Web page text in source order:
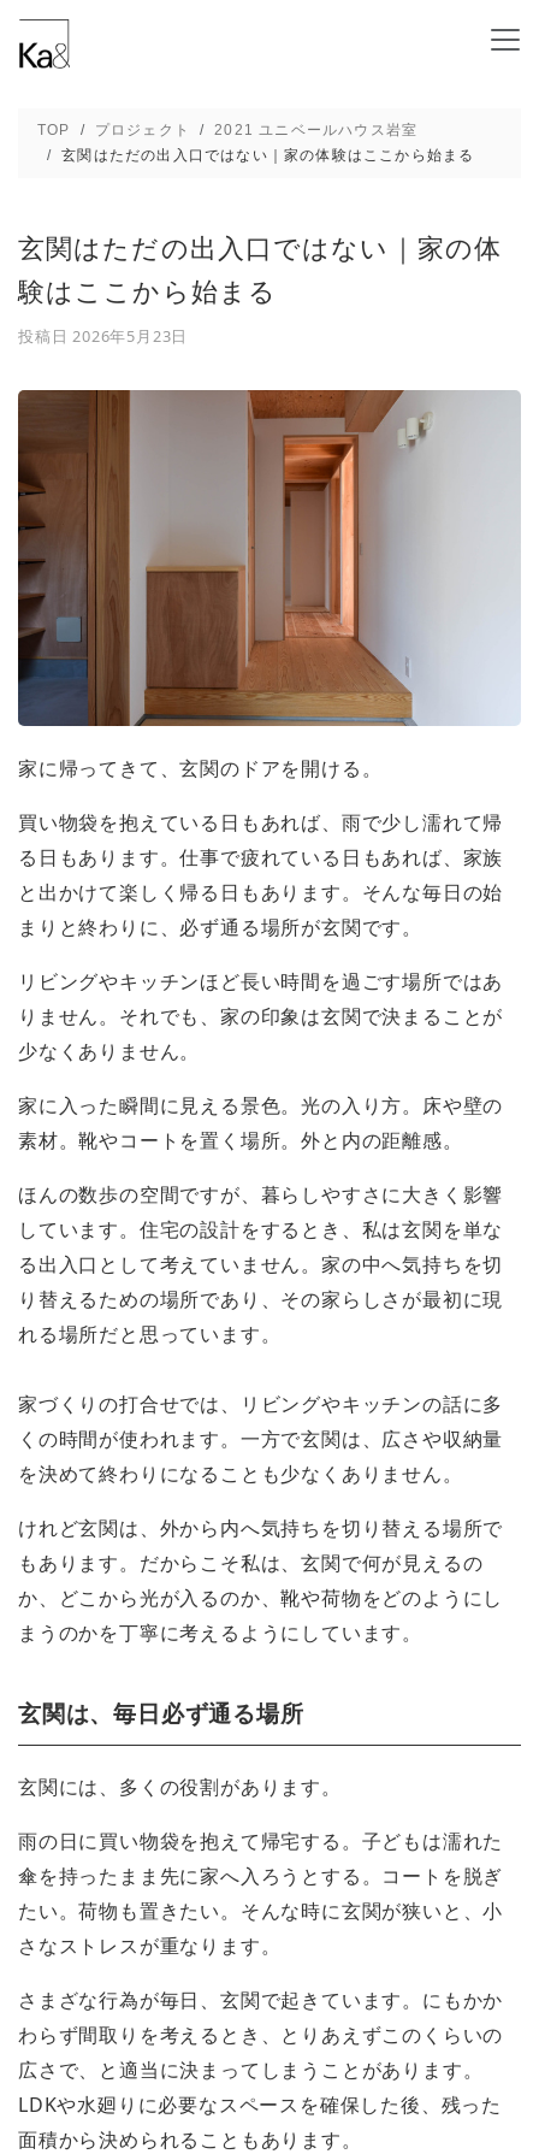
玄関はただの出入口ではない｜家の体験はこ
TOP プロジェクト
2021 ユニベールハウス岩室
玄関はただの出入口ではない｜家の体験はここから始まる
玄関はただの出入口ではない｜家の体
験はここから始まる
投稿日2026年5月23日
家に帰ってきて、玄関のドアを開ける。
買い物袋を抱えている日もあれば、雨で少し濡れて帰
る日もあります。仕事で疲れている日もあれば、家族
と出かけて楽しく帰る日もあります。そんな毎日の始
まりと終わりに、必ず通る場所が玄関です。
リビングやキッチンほど長い時間を過ごす場所ではあ
りません。それでも、家の印象は玄関で決まることが
少なくありません。
家に入った瞬間に見える景色。光の入り方。床や壁の
素材。靴やコートを置く場所。外と内の距離感。
ほんの数歩の空間ですが、暮らしやすさに大きく影響
しています。住宅の設計をするとき、私は玄関を単な
る出入口として考えていません。家の中へ気持ちを切
り替えるための場所であり、その家らしさが最初に現
れる場所だと思っています。
家づくりの打合せでは、リビングやキッチンの話に多
くの時間が使われます。一方で玄関は、広さや収納量
を決めて終わりになることも少なくありません。
けれど玄関は、外から内へ気持ちを切り替える場所で
もあります。だからこそ私は、玄関で何が見えるの
か、どこから光が入るのか、靴や荷物をどのようにし
まうのかを丁寧に考えるようにしています。
玄関は、毎日必ず通る場所
玄関には、多くの役割があります。
雨の日に買い物袋を抱えて帰宅する。子どもは濡れた
傘を持ったまま先に家へ入ろうとする。コートを脱ぎ
たい。荷物も置きたい。そんな時に玄関が狭いと、小
さなストレスが重なります。
さまざな行為が毎日、玄関で起きています。にもかか
わらず間取りを考えるとき、とりあえずこのくらいの
広さで、と適当に決まってしまうことがあります。
LDKや水廻りに必要なスペースを確保した後、残った
面積から決められることもあります。